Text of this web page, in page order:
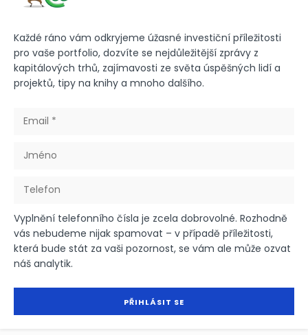
Každé ráno vám odkryjeme úžasné investiční příležitosti
pro vaše portfolio, dozvíte se nejdůležitější zprávy z
kapitálových trhů, zajímavosti ze světa úspěšných lidí a
projektů, tipy na knihy a mnoho dalšího.
Vyplnění telefonního čísla je zcela dobrovolné. Rozhodně
vás nebudeme nijak spamovat – v případě příležitosti,
která bude stát za vaši pozornost, se vám ale může ozvat
náš analytik.